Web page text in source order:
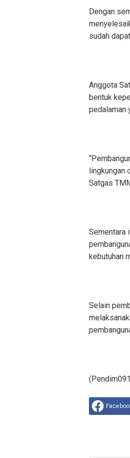
Dengan
sudah
Anggota
bentuk
pedalaman
lingkungan
Satgas
Sementara
kebutuhan
Selain